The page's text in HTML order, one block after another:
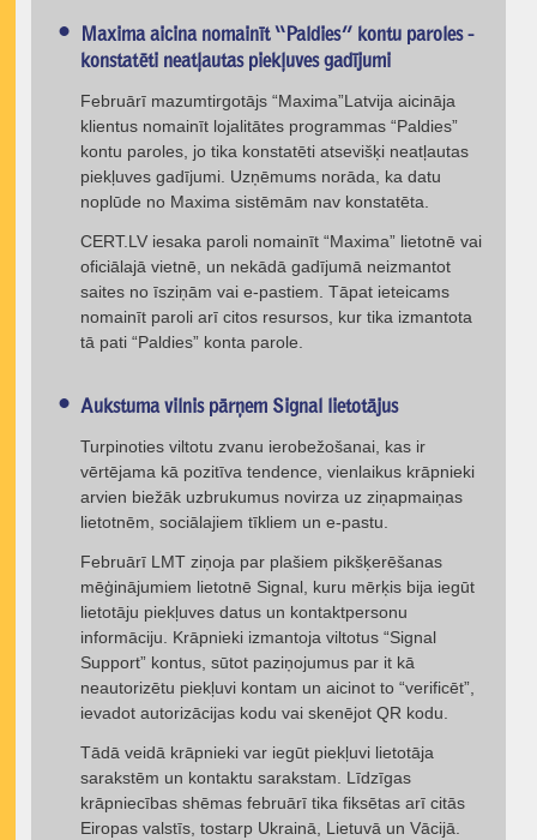
Maxima aicina nomainīt “Paldies” kontu paroles -
konstatēti neatļautas piekļuves gadījumi
Februārī mazumtirgotājs “Maxima”Latvija aicināja
klientus nomainīt lojalitātes programmas “Paldies”
kontu paroles, jo tika konstatēti atsevišķi neatļautas
piekļuves gadījumi. Uzņēmums norāda, ka datu
noplūde no Maxima sistēmām nav konstatēta.
CERT.LV iesaka paroli nomainīt “Maxima” lietotnē vai
oficiālajā vietnē, un nekādā gadījumā neizmantot
saites no īsziņām vai e-pastiem. Tāpat ieteicams
nomainīt paroli arī citos resursos, kur tika izmantota
tā pati “Paldies” konta parole.
Aukstuma vilnis pārņem Signal lietotājus
Turpinoties viltotu zvanu ierobežošanai, kas ir
vērtējama kā pozitīva tendence, vienlaikus krāpnieki
arvien biežāk uzbrukumus novirza uz ziņapmaiņas
lietotnēm, sociālajiem tīkliem un e-pastu.
Februārī LMT ziņoja par plašiem pikšķerēšanas
mēģinājumiem lietotnē Signal, kuru mērķis bija iegūt
lietotāju piekļuves datus un kontaktpersonu
informāciju. Krāpnieki izmantoja viltotus “Signal
Support” kontus, sūtot paziņojumus par it kā
neautorizētu piekļuvi kontam un aicinot to “verificēt”,
ievadot autorizācijas kodu vai skenējot QR kodu.
Tādā veidā krāpnieki var iegūt piekļuvi lietotāja
sarakstēm un kontaktu sarakstam. Līdzīgas
krāpniecības shēmas februārī tika fiksētas arī citās
Eiropas valstīs, tostarp Ukrainā, Lietuvā un Vācijā.